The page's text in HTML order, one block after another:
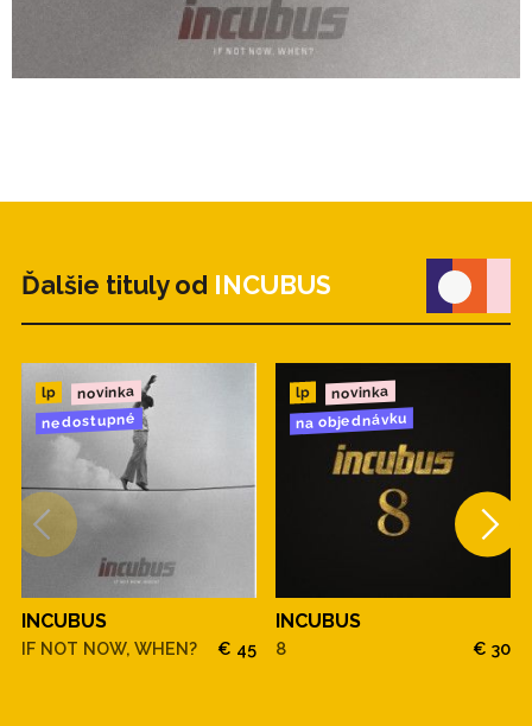
Ďalšie tituly od INCUBUS
lp novinka
nedostupné
INCUBUS
IF NOT NOW, WHEN? € 45
lp novinka
na objednávku
INCUBUS
8 € 30